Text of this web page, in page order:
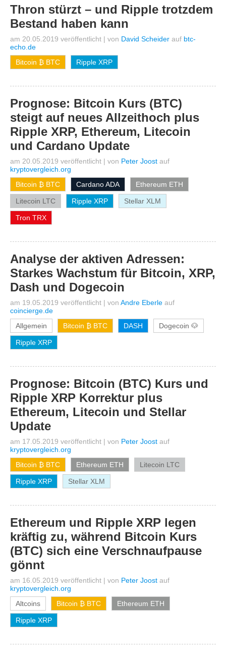
Thron stürzt – und Ripple trotzdem
Bestand haben kann
am 20.05.2019 veröffentlicht | von David Scheider auf btc-
echo.de
Bitcoin ₿ BTC
Ripple XRP
Prognose: Bitcoin Kurs (BTC)
steigt auf neues Allzeithoch plus
Ripple XRP, Ethereum, Litecoin
und Cardano Update
am 20.05.2019 veröffentlicht | von Peter Joost auf
kryptovergleich.org
Bitcoin ₿ BTC
Cardano ADA Ethereum ETH
Litecoin LTC Ripple XRP Stellar XLM
Tron TRX
Analyse der aktiven Adressen:
Starkes Wachstum für Bitcoin, XRP,
Dash und Dogecoin
am 19.05.2019 veröffentlicht | von Andre Eberle auf
coincierge.de
Allgemein
Bitcoin ₿ BTC DASH Dogecoin 🐶
Ripple XRP
Prognose: Bitcoin (BTC) Kurs und
Ripple XRP Korrektur plus
Ethereum, Litecoin und Stellar
Update
am 17.05.2019 veröffentlicht | von Peter Joost auf
kryptovergleich.org
Bitcoin ₿ BTC
Ethereum ETH Litecoin LTC
Ripple XRP Stellar XLM
Ethereum und Ripple XRP legen
kräftig zu, während Bitcoin Kurs
(BTC) sich eine Verschnaufpause
gönnt
am 16.05.2019 veröffentlicht | von Peter Joost auf
kryptovergleich.org
Altcoins
Bitcoin ₿ BTC Ethereum ETH
Ripple XRP